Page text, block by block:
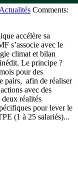
Actualités Comments:
accélère sa
s’associe avec le
climat et bilan
Le principe ?
pour des
pairs, afin de réaliser
avec des
réalités
pour lever le
(1 à 25 salariés)...